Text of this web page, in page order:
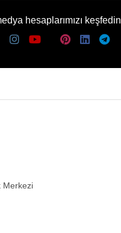
hesaplarımızı keşfedin
Merkezi